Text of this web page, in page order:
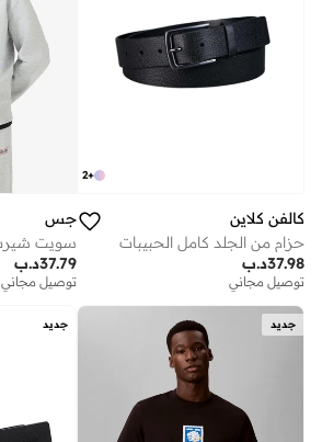
+
2
كالفن كلاين
حزام من الجلد كامل الحبيبات
د.ب37.98
توصيل مجاني
جس
د.ب37.79
توصيل مجاني
جديد جديد